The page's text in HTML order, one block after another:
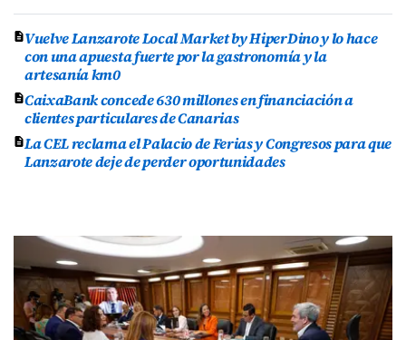
Vuelve Lanzarote Local Market by HiperDino y lo hace
con una apuesta fuerte por la gastronomía y la
artesanía km0
CaixaBank concede 630 millones en financiación a
clientes particulares de Canarias
La CEL reclama el Palacio de Ferias y Congresos para que
Lanzarote deje de perder oportunidades